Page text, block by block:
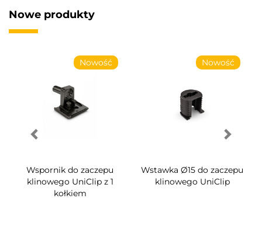
Nowe produkty
Nowość
Wspornik do zaczepu
klinowego UniClip z 1
kołkiem
Nowość
Wstawka Ø15 do zaczepu
klinowego UniClip